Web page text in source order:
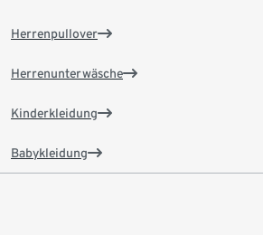
Herrenpullover
Herrenunterwäsche
Kinderkleidung
Babykleidung